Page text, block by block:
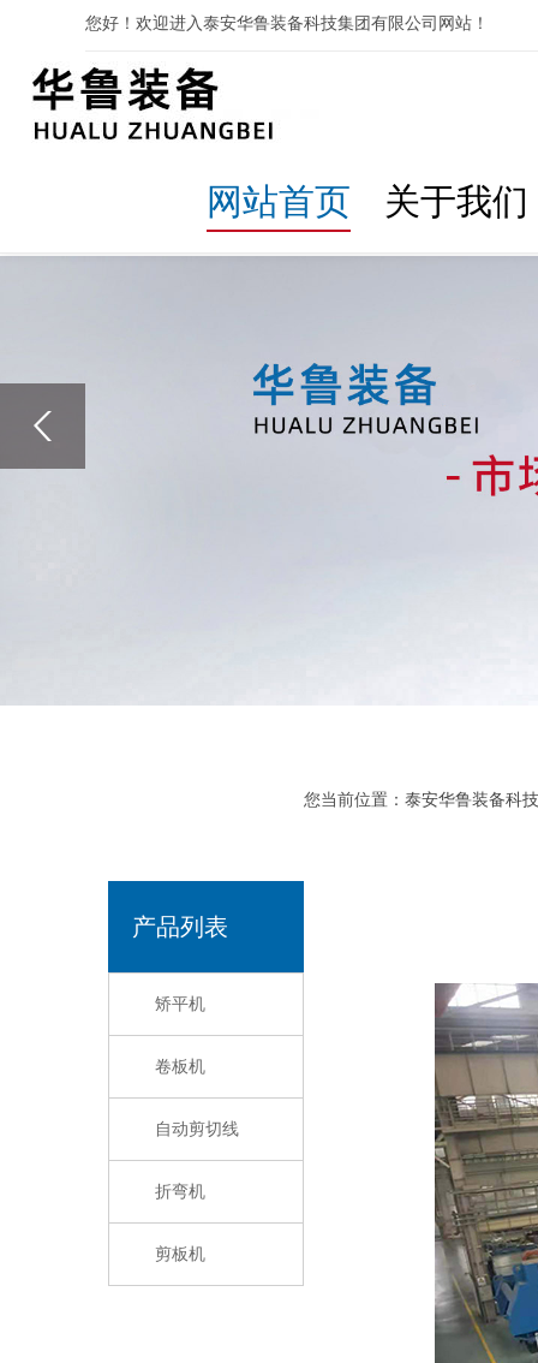
您好！欢迎进入泰安华鲁装备科技集团有限公司网站！
网站首页 关于我们
产品列表
矫平机
卷板机
自动剪切线
折弯机
剪板机
您当前位置：泰安华鲁装备科